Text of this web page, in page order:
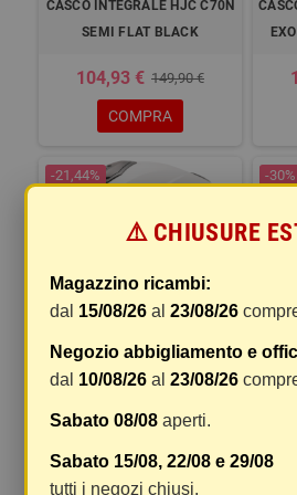
CASCO INTEGRALE HJC C70N
SEMI FLAT BLACK
104,93 € 149,90 €
COMPRA
-21,44%
CASCO MODULARE LS2
109,90 € 139,90 €
-30%
⚠️ CHIUSURE
Magazzino ricambi:
dal 15/08/26 al23/08/26
Negozio abbigliamento e
dal 10/08/26 al23/08/26
Sabato 08/08 aperti.
Sabato 15/08, 22/08 e 29/08
tutti i negozi chiusi.